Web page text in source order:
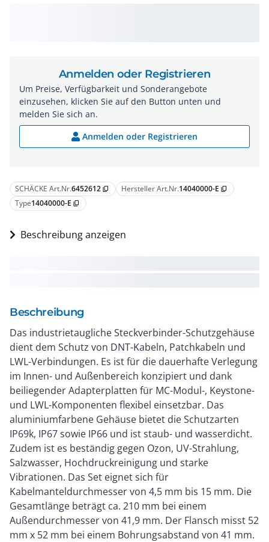
SCHÄCKE Art.Nr.6452612 content_copy Hersteller Art.Nr.14040000-E content_copy
Type14040000-E content_copy
Beschreibung anzeigen
Beschreibung
Das industrietaugliche Steckverbinder-Schutzgehäuse
dient dem Schutz von DNT-Kabeln, Patchkabeln und
LWL-Verbindungen. Es ist für die dauerhafte Verlegung
im Innen- und Außenbereich konzipiert und dank
beiliegender Adapterplatten für MC-Modul-, Keystone-
und LWL-Komponenten flexibel einsetzbar. Das
aluminiumfarbene Gehäuse bietet die Schutzarten
IP69k, IP67 sowie IP66 und ist staub- und wasserdicht.
Zudem ist es beständig gegen Ozon, UV-Strahlung,
Salzwasser, Hochdruckreinigung und starke
Vibrationen. Das Set eignet sich für
Kabelmanteldurchmesser von 4,5 mm bis 15 mm. Die
Gesamtlänge beträgt ca. 210 mm bei einem
Außendurchmesser von 41,9 mm. Der Flansch misst 52
mm x 52 mm bei einem Bohrungsabstand von 41 mm.
Anmelden oder Registrieren
Um Preise, Verfügbarkeit und Sonderangebote
einzusehen, klicken Sie auf den Button unten und
melden Sie sich an.
Anmelden oder Registrieren